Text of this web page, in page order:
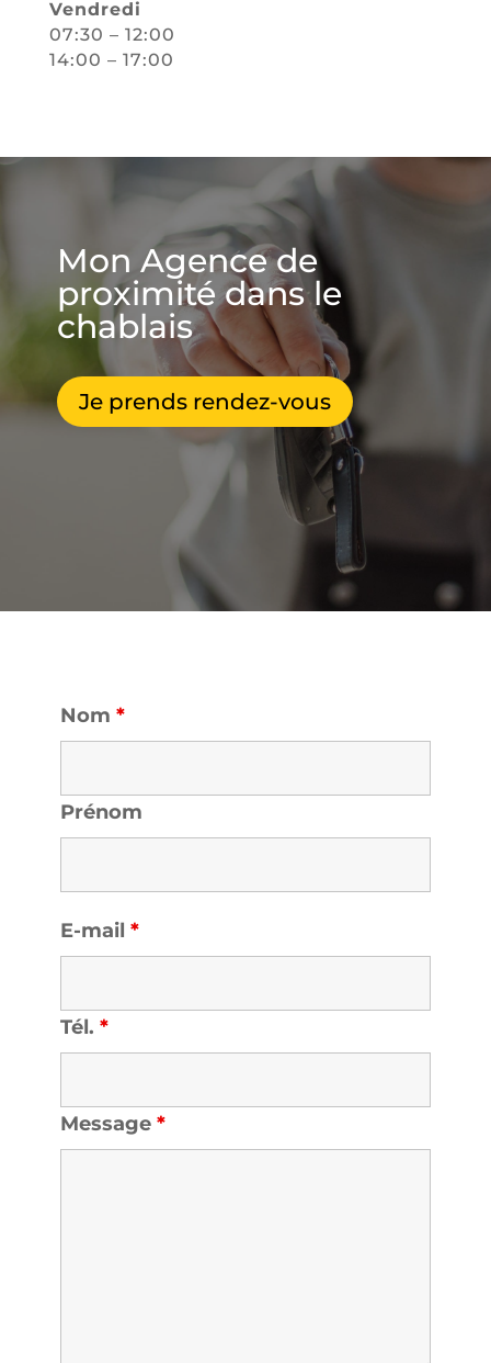
Vendredi
07:30 – 12:00
14:00 – 17:00
Mon Agence de
proximité dans le
chablais
Je prends rendez-vous
Nom *
Prénom
E-mail *
Tél. *
Message *